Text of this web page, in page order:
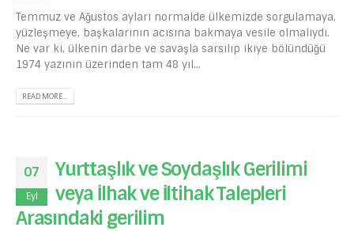
Temmuz ve Ağustos ayları normalde ülkemizde sorgulamaya,
yüzleşmeye, başkalarının acısına bakmaya vesile olmalıydı.
Ne var ki, ülkenin darbe ve savaşla sarsılıp ikiye bölündüğü
1974 yazının üzerinden tam 48 yıl...
READ MORE...
07
Eyl
Yurttaşlık ve Soydaşlık Gerilimi
veya İlhak ve İltihak Talepleri
Arasındaki gerilim